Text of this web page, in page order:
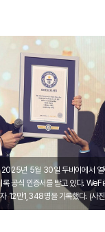
2025년 5월 30일 두바이에서
공식 인증서를 받고 있다. WeFi
자 12만1,348명을 기록했다. (사